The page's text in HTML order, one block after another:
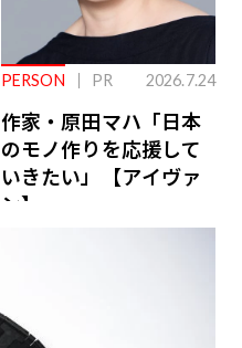
PERSON PR 2026.7.24
作家・原田マハ「日本
のモノ作りを応援して
いきたい」【アイヴァ
ン】